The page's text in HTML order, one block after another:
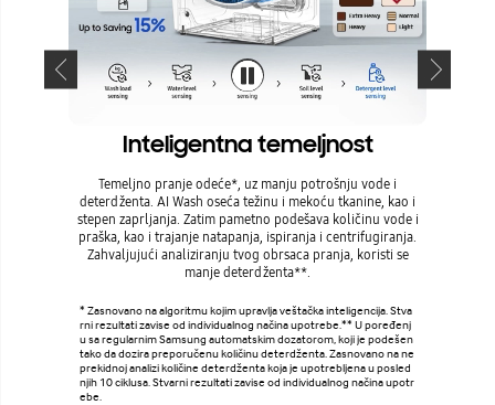
Inteligentna temeljnost
Temeljno pranje odeće*, uz manju potrošnju vode i
deterdženta. AI Wash oseća težinu i mekoću tkanine, kao i
stepen zaprljanja. Zatim pametno podešava količinu vode i
praška, kao i trajanje natapanja, ispiranja i centrifugiranja.
Zahvaljujući analiziranju tvog obrsaca pranja, koristi se
manje deterdženta**.
* Zasnovano na algoritmu kojim upravlja veštačka inteligencija. Stva
rni rezultati zavise od individualnog načina upotrebe.** U poređenj
u sa regularnim Samsung automatskim dozatorom, koji je podešen
tako da dozira preporučenu količinu deterdženta. Zasnovano na ne
prekidnoj analizi količine deterdženta koja je upotrebljena u posled
njih 10 ciklusa. Stvarni rezultati zavise od individualnog načina upotr
ebe.